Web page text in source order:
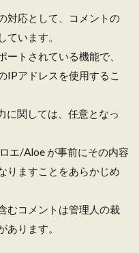
対応として、コメントの
います。
トされている機能で、
IPアドレスを使用するこ
に関しては、任意となっ
エ/Aloe が事前にその内容
りますことをあらかじめ
むコメントは管理人の裁
ります。